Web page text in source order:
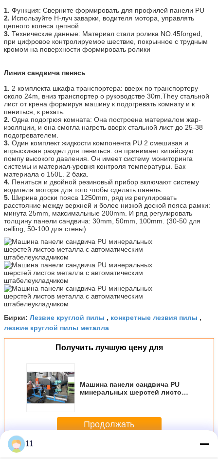
1. Функция: Сверните формировать для профилей панели PU
2. Используйте H-луч заварки, водителя мотора, управлять
цепного колеса цепной
3. Технические данные: Материал стали ролика NO.45forged,
при цифровое контролируемое шествие, покрынное с трудным
кромом на поверхности формировать ролики
Линия сандвича пенясь
1. 2 комплекта шкафа транспортера: вверх по транспортеру
около 24m, вниз транспортер о руководстве 30m.They стальной
лист от крена формируя машину к подогревать комнату и к
пениться, к резать.
2. Одна подогрюя комната: Она построена материалом жар-
изоляции, и она смогла нагреть вверх стальной лист до 25-38
подогревателем.
3. Один комплект жидкости компонента PU 2 смешивая и
впрыскивая раздел для пениться: он принимает китайскую
помпу высокого давления. Он имеет систему мониторинга
системы и материал-уровня контроля температуры. Бак
материала о 150L. 2 бака.
4. Пениться и двойной резиновый прибор включают систему
водителя мотора для того чтобы сделать панель.
5. Ширина доски пояса 1250mm, ряд из регулировать
расстояние между верхней и более низкой доской пояса рамки:
минута 25mm, максимальные 200mm. И ряд регулировать
толщину панели сандвича: 30mm, 50mm, 100mm. (30-50 для
celling, 50-100 для стены)
Бирки: Лезвие круглой пилы , конкретные лезвия пилы ,
лезвие круглой пилы металла
Получить лучшую цену для
Машина панели сандвича PU
минеральных шерстей листов
Продолжать
Больше
11